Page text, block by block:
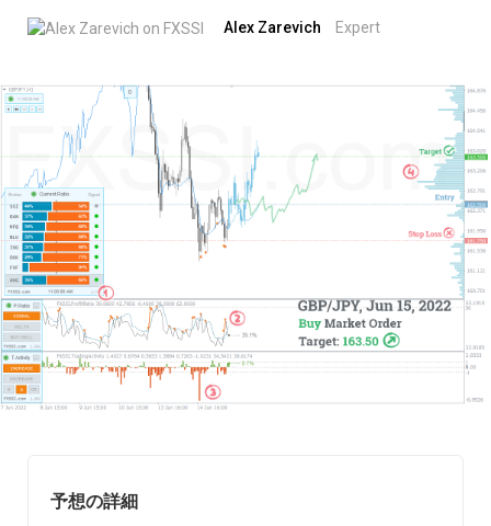
Alex Zarevich Expert
予想の詳細